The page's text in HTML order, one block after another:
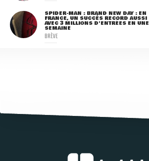
SPIDER-MAN : BRAND NEW DAY : EN
FRANCE, UN SUCCÈS RECORD AUSSI
AVEC 3 MILLIONS D'ENTRÉES EN UNE
SEMAINE
BRÈVE